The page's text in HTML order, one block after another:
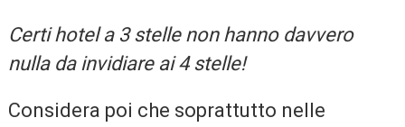
Certi hotel a 3 stelle non hanno davvero
nulla da invidiare ai 4 stelle!
Considera poi che soprattutto nelle